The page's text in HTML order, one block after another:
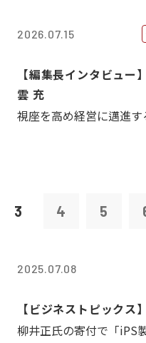
2026.07.15
【編集長インタビュ
雲 充
視座を高め経営に邁進す
3 4 5
2025.07.08
【ビジネストピックス】
柳井正氏の寄付で「iPS